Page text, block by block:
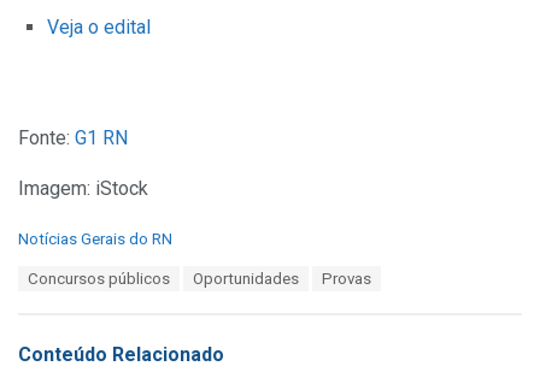
Veja o edital
Fonte: G1 RN
Imagem: iStock
C
o
r
Notícias Gerais do RN
:
Concursos públicos Oportunidades Provas
Conteúdo Relacionado